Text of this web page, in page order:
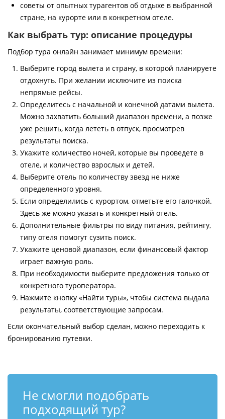
советы от опытных турагентов об отдыхе в выбранной
стране, на курорте или в конкретном отеле.
Как выбрать тур: описание процедуры
Подбор тура онлайн занимает минимум времени:
Выберите город вылета и страну, в которой планируете
отдохнуть. При желании исключите из поиска
непрямые рейсы.
Определитесь с начальной и конечной датами вылета.
Можно захватить больший диапазон времени, а позже
уже решить, когда лететь в отпуск, просмотрев
результаты поиска.
Укажите количество ночей, которые вы проведете в
отеле, и количество взрослых и детей.
Выберите отель по количеству звезд не ниже
определенного уровня.
Если определились с курортом, отметьте его галочкой.
Здесь же можно указать и конкретный отель.
Дополнительные фильтры по виду питания, рейтингу,
типу отеля помогут сузить поиск.
Укажите ценовой диапазон, если финансовый фактор
играет важную роль.
При необходимости выберите предложения только от
конкретного туроператора.
Нажмите кнопку «Найти туры», чтобы система выдала
результаты, соответствующие запросам.
Если окончательный выбор сделан, можно переходить к
бронированию путевки.
Не смогли подобрать
подходящий тур?